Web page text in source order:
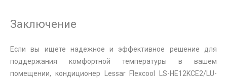
Заключение
Если вы ищете надежное и эффективное решение для
поддержания комфортной температуры в вашем
помещении, кондиционер Lessar Flexcool LS-HE12KCE2/LU-